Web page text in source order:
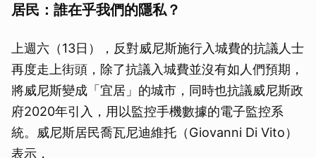
居民：誰在乎我們的隱私？
上週六（13日），反對威尼斯施行入城費的抗議人士
再度走上街頭，除了抗議入城費並沒有如人們預期，
將威尼斯變成「宜居」的城市，同時也抗議威尼斯政
府2020年引入，用以監控手機數據的電子監控系
統。威尼斯居民喬瓦尼迪維托（Giovanni Di Vito）
表示，